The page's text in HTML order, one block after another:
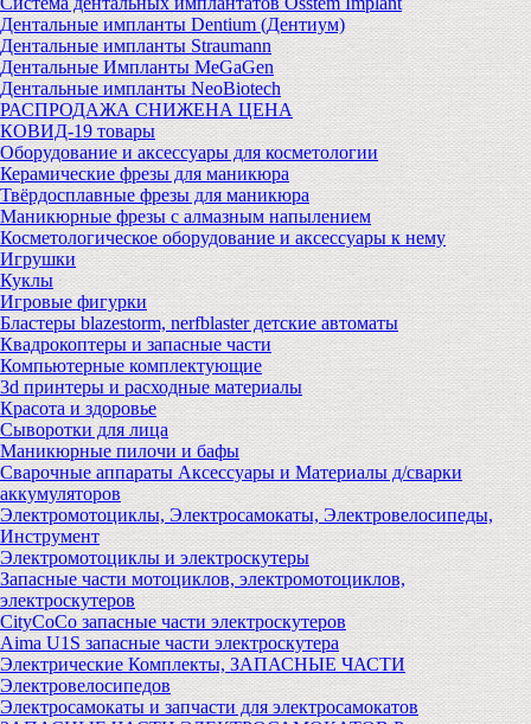
Дентальные импланты Dentium (Дентиум)
Дентальные импланты Straumann
Дентальные Импланты MeGaGen
Дентальные импланты NeoBiotech
РАСПРОДАЖА СНИЖЕНА ЦЕНА
КОВИД-19 товары
Оборудование и аксессуары для косметологии
Керамические фрезы для маникюра
Твёрдосплавные фрезы для маникюра
Маникюрные фрезы с алмазным напылением
Косметологическое оборудование и аксессуары к нему
Игрушки
Куклы
Игровые фигурки
Бластеры blazestorm, nerfblaster детские автоматы
Квадрокоптеры и запасные части
Компьютерные комплектующие
3d принтеры и расходные материалы
Красота и здоровье
Сыворотки для лица
Маникюрные пилочи и бафы
Сварочные аппараты Аксессуары и Материалы д/сварки
аккумуляторов
Электромотоциклы, Электросамокаты, Электровелосипеды,
Инструмент
Электромотоциклы и электроскутеры
Запасные части мотоциклов, электромотоциклов,
электроскутеров
CityCoCo запасные части электроскутеров
Aima U1S запасные части электроскутера
Электрические Комплекты, ЗАПАСНЫЕ ЧАСТИ
Электровелосипедов
Электросамокаты и запчасти для электросамокатов